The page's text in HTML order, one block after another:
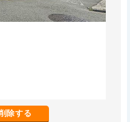
除する